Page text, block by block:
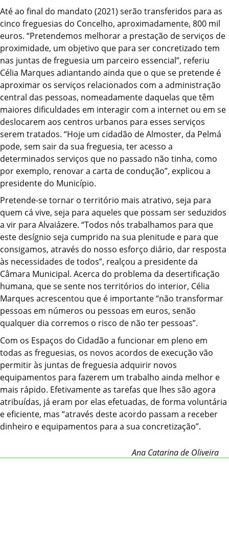
Até ao final do mandato (2021) serão transferidos para as
cinco freguesias do Concelho, aproximadamente, 800 mil
euros. “Pretendemos melhorar a prestação de serviços de
proximidade, um objetivo que para ser concretizado tem
nas juntas de freguesia um parceiro essencial”, referiu
Célia Marques adiantando ainda que o que se pretende é
aproximar os serviços relacionados com a administração
central das pessoas, nomeadamente daquelas que têm
maiores dificuldades em interagir com a internet ou em se
deslocarem aos centros urbanos para esses serviços
serem tratados. “Hoje um cidadão de Almoster, da Pelmá
pode, sem sair da sua freguesia, ter acesso a
determinados serviços que no passado não tinha, como
por exemplo, renovar a carta de condução”, explicou a
presidente do Município.
Pretende-se tornar o território mais atrativo, seja para
quem cá vive, seja para aqueles que possam ser seduzidos
a vir para Alvaiázere. “Todos nós trabalhamos para que
este desígnio seja cumprido na sua plenitude e para que
consigamos, através do nosso esforço diário, dar resposta
às necessidades de todos”, realçou a presidente da
Câmara Municipal. Acerca do problema da desertificação
humana, que se sente nos territórios do interior, Célia
Marques acrescentou que é importante “não transformar
pessoas em números ou pessoas em euros, senão
qualquer dia corremos o risco de não ter pessoas”.
Com os Espaços do Cidadão a funcionar em pleno em
todas as freguesias, os novos acordos de execução vão
permitir às juntas de freguesia adquirir novos
equipamentos para fazerem um trabalho ainda melhor e
mais rápido. Efetivamente as tarefas que lhes são agora
atribuídas, já eram por elas efetuadas, de forma voluntária
e eficiente, mas “através deste acordo passam a receber
dinheiro e equipamentos para a sua concretização”.
Ana Catarina de Oliveira